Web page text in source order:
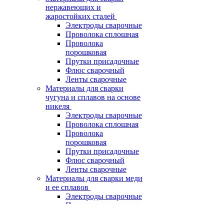
нержавеющих и
жаростойких сталей
Электроды сварочные
Проволока сплошная
Проволока
порошковая
Прутки присадочные
Флюс сварочный
Ленты сварочные
Материалы для сварки
чугуна и сплавов на основе
никеля
Электроды сварочные
Проволока сплошная
Проволока
порошковая
Прутки присадочные
Флюс сварочный
Ленты сварочные
Материалы для сварки меди
и ее сплавов
Электроды сварочные